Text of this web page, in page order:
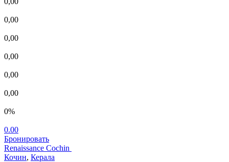
0,00
0,00
0,00
0,00
0,00
0%
0.00
Бронировать
Renaissance Cochin
Кочин, Керала